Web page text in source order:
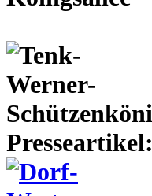
Presseartikel: